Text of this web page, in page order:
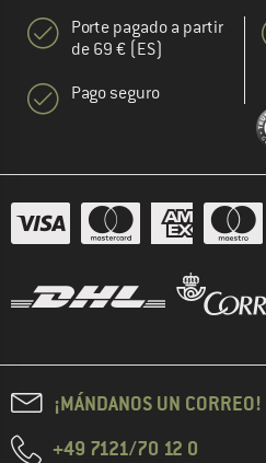
Porte pagado a partir
de 69 € (ES)
Pago seguro
¡MÁNDANOS UN CORREO!
+49 7121/70 12 0